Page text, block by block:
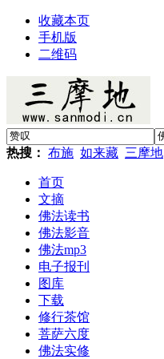
收藏本页
手机版
二维码
热搜： 布施 如来藏 三摩地
首页
文摘
佛法读书
佛法影音
佛法mp3
电子报刊
图库
下载
修行茶馆
菩萨六度
佛法实修